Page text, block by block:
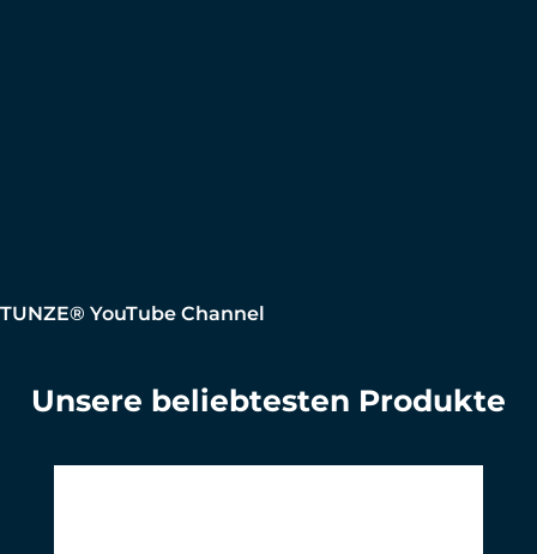
TUNZE® YouTube Channel
Unsere beliebtesten Produkte